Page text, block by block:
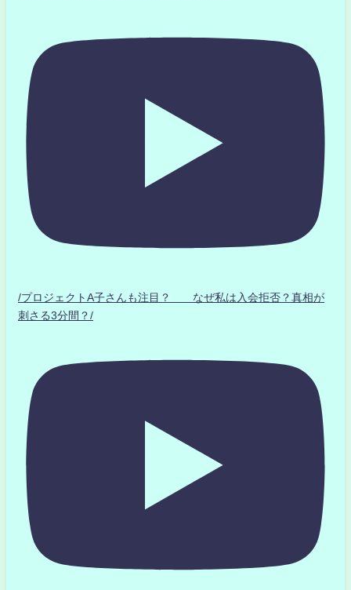
/プロジェクトA子さんも注目？ なぜ私は入会拒否？真相が
刺さる3分間？/